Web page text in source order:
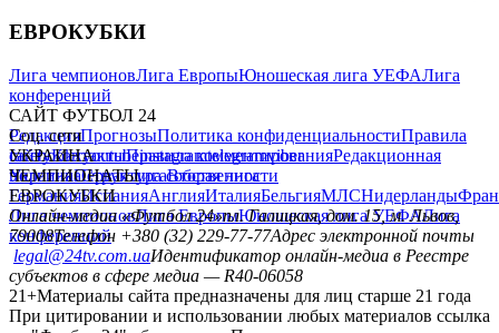
ЕВРОКУБКИ
Лига чемпионовЛига ЕвропыЮношеская лига УЕФАЛига
конференций
САЙТ ФУТБОЛ 24
РедакцияПрогнозыПолитика конфиденциальностиПравила
сайтуКонтактыПравила комментированияРедакционная
политикаСтруктура собственности
Соц. сети
facebookxyoutubeinstagramtelegramviber
УКРАИНА
УкраинаПервая лигаВторая лига
ЧЕМПИОНАТЫ
ГерманияИспанияАнглияИталияБельгияМЛСНидерланды
ЕВРОКУБКИ
Лига чемпионовЛига ЕвропыЮношеская лига УЕФАЛига
конференций
Онлайн-медиа «Футбол 24»пл. Галицкая, дом. 15, м. Львов,
79008Телефон +380 (32) 229-77-77Адрес электронной почты
legal@24tv.com.uaИдентификатор онлайн-медиа в Реестре
субъектов в сфере медиа — R40-06058
21+Материалы сайта предназначены для лиц старше 21 года
При цитировании и использовании любых материалов ссылка